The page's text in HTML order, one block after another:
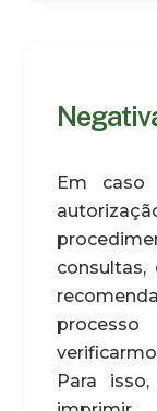
Em
consultas,
Para